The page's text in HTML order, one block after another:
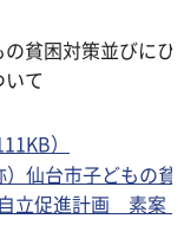
の貧困対策並びに
て
）
仙台市子どもの貧
立促進計画 素案